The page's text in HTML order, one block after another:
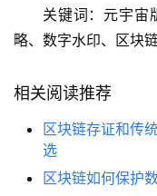
关键词：元宇宙
略、数字水印、区块
相关阅读推荐
区块链存证和传
选
区块链如何保护